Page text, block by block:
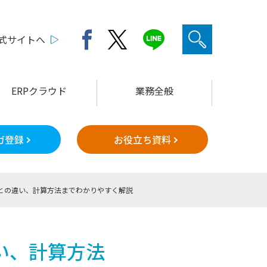
サイトへ
ERPクラウド 業務全般
登録 お役立ち資料
違い、計算方法までわかりやすく解説
、計算方法